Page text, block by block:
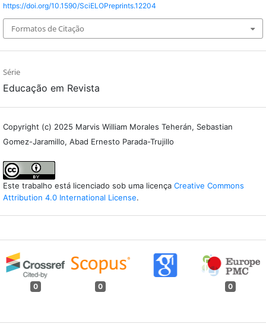
https://doi.org/10.1590/SciELOPreprints.12204
Formatos de Citação
Série
Educação em Revista
Copyright (c) 2025 Marvis William Morales Teherán, Sebastian
Gomez-Jaramillo, Abad Ernesto Parada-Trujillo
Este trabalho está licenciado sob uma licença Creative Commons
Attribution 4.0 International License.
0 0 0